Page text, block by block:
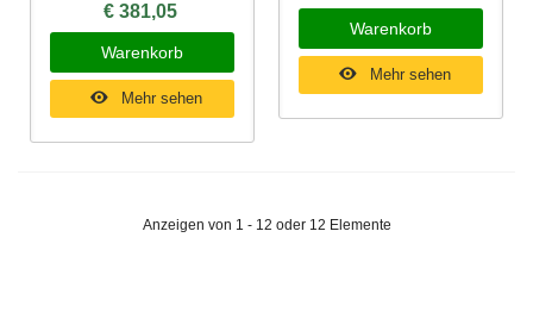
€ 381,05
Warenkorb
Mehr sehen
Warenkorb
Mehr sehen
Anzeigen von 1 - 12 oder 12 Elemente